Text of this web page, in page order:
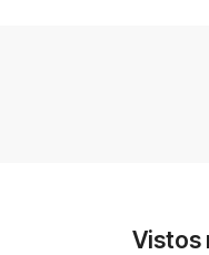
Vistos